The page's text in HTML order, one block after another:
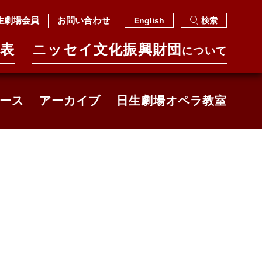
劇場会員 お問い合わせ English 検索
ニッセイ⽂化振興財団 について
ス アーカイブ 日生劇場オペラ教室